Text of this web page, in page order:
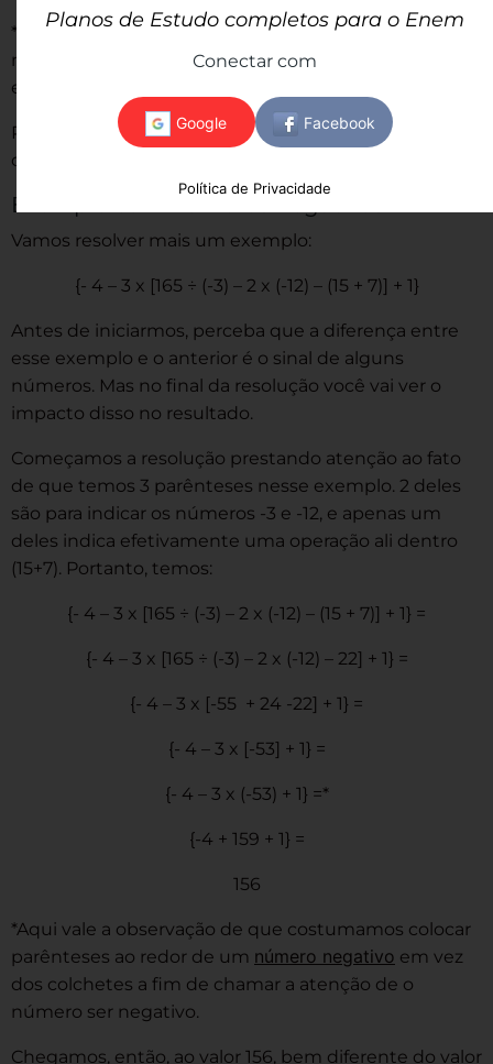
*Novamente, como aqui você já chegou a apenas um
número, pode eliminar as chaves e o resultado da sua
expressão numérica é -22.
Perceba como na hora da resolução eu mantive a
ordem das operações do início da aula.
Exemplo com números negativos
Vamos resolver mais um exemplo:
{- 4 – 3 x [165 ÷ (-3) – 2 x (-12) – (15 + 7)] + 1}
Antes de iniciarmos, perceba que a diferença entre
esse exemplo e o anterior é o sinal de alguns
números. Mas no final da resolução você vai ver o
impacto disso no resultado.
Começamos a resolução prestando atenção ao fato
de que temos 3 parênteses nesse exemplo. 2 deles
são para indicar os números -3 e -12, e apenas um
deles indica efetivamente uma operação ali dentro
(15+7). Portanto, temos:
{- 4 – 3 x [165 ÷ (-3) – 2 x (-12) – (15 + 7)] + 1} =
{- 4 – 3 x [165 ÷ (-3) – 2 x (-12) – 22] + 1} =
{- 4 – 3 x [-55 + 24 -22] + 1} =
{- 4 – 3 x [-53] + 1} =
{- 4 – 3 x (-53) + 1} =*
{-4 + 159 + 1} =
156
*Aqui vale a observação de que costumamos colocar
parênteses ao redor de um número negativo em vez
dos colchetes a fim de chamar a atenção de o
número ser negativo.
Chegamos, então, ao valor 156, bem diferente do valor
Planos de Estudo completos para o Enem
Conectar com
Política de Privacidade